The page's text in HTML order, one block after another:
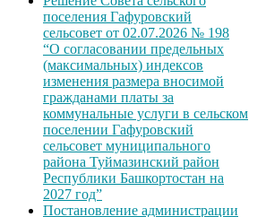
поселения Гафуровский
сельсовет от 02.07.2026 № 198
“О согласовании предельных
(максимальных) индексов
изменения размера вносимой
гражданами платы за
коммунальные услуги в сельском
поселении Гафуровский
сельсовет муниципального
района Туймазинский район
Республики Башкортостан на
2027 год”
Постановление администрации